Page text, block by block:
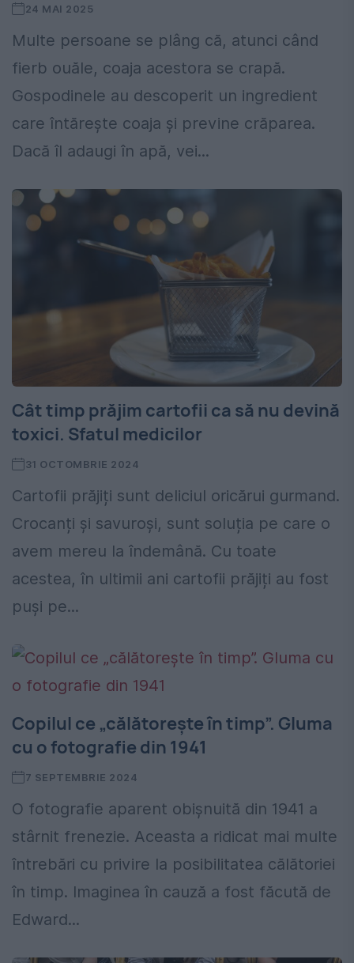
24 MAI 2025
Multe persoane se plâng că, atunci când
fierb ouăle, coaja acestora se crapă.
Gospodinele au descoperit un ingredient
care întărește coaja și previne crăparea.
Dacă îl adaugi în apă, vei...
Cât timp prăjim cartofii ca să nu devină
toxici. Sfatul medicilor
31 OCTOMBRIE 2024
Cartofii prăjiți sunt deliciul oricărui gurmand.
Crocanți și savuroși, sunt soluția pe care o
avem mereu la îndemână. Cu toate
acestea, în ultimii ani cartofii prăjiți au fost
puși pe...
Copilul ce „călătorește în timp”. Gluma
cu o fotografie din 1941
7 SEPTEMBRIE 2024
O fotografie aparent obișnuită din 1941 a
stârnit frenezie. Aceasta a ridicat mai multe
întrebări cu privire la posibilitatea călătoriei
în timp. Imaginea în cauză a fost făcută de
Edward...